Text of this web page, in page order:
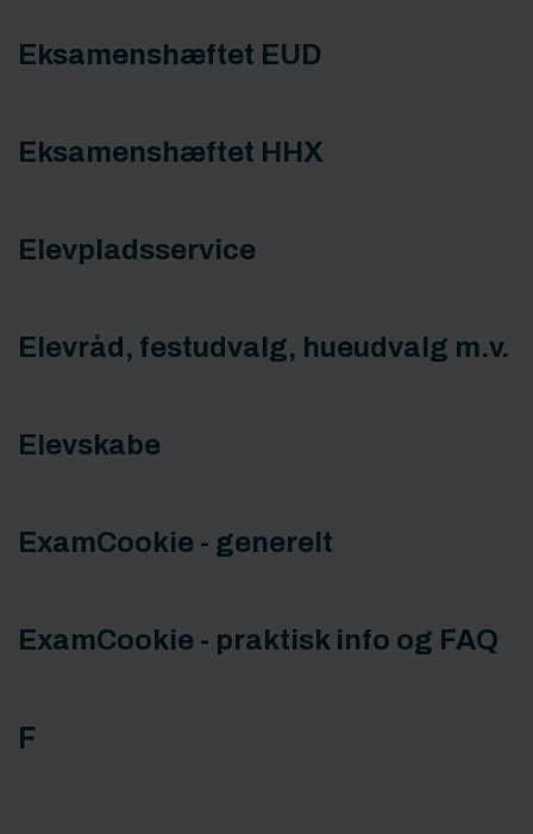
Eksamenshæftet EUD
Eksamenshæftet HHX
Elevpladsservice
Elevråd, festudvalg, hueudvalg m.v.
Elevskabe
ExamCookie - generelt
ExamCookie - praktisk info og FAQ
F